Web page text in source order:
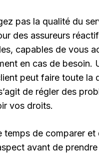
pas la qualité du
des assureurs
capables de vous
en cas de besoin.
peut faire toute la
de régler des
vos droits.
temps de comparer et
avant de